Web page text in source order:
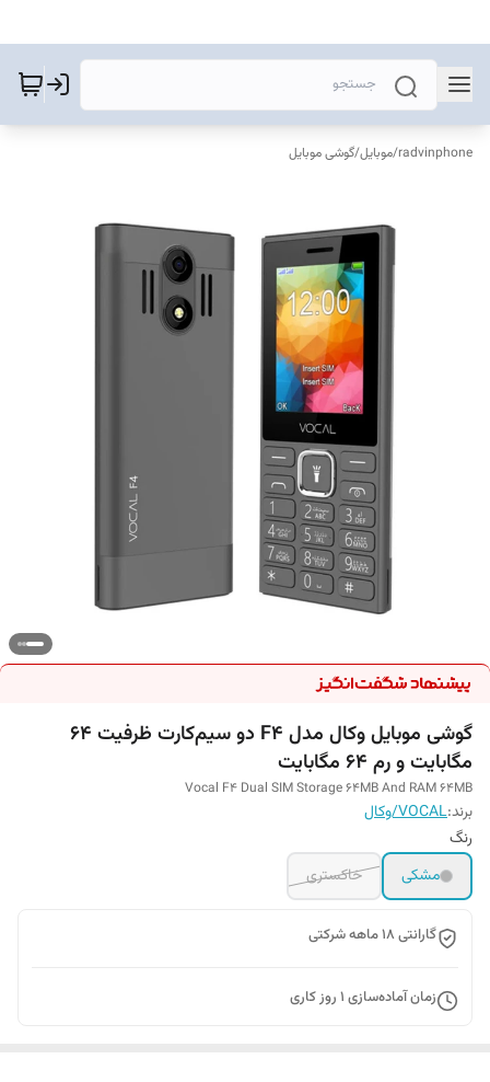
radvinphone
/موبایل/گوشی موبایل
گوشی موبایل وکال مدل F4 دو سیم‌کارت ظرفیت 64
مگابایت و رم 64 مگابایت
Vocal F4 Dual SIM Storage 64MB And RAM 64MB
برند:VOCAL/وکال
رنگ
مشکی
خاکستری
گارانتی 18 ماهه شرکتی
زمان آماده‌سازی 1 روز کاری